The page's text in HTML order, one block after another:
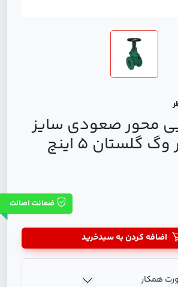
محور صعودی سایز
ضمانت اصالت
اضافه کردن به سبدخرید
همکار